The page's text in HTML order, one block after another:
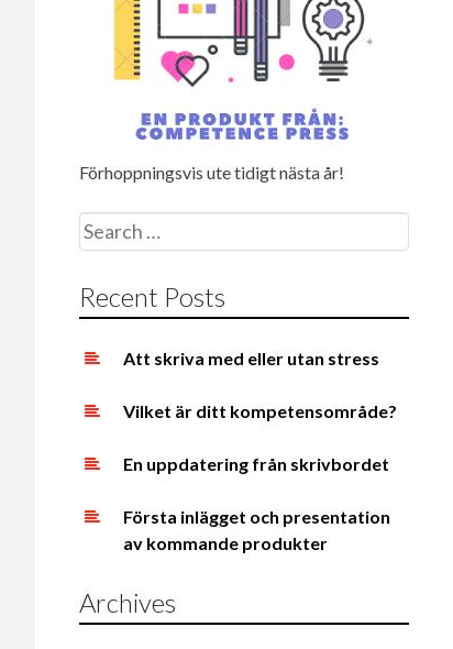
Förhoppningsvis ute tidigt nästa år!
Search
for:
Recent Posts
Att skriva med eller utan stress
Vilket är ditt kompetensområde?
En uppdatering från skrivbordet
Första inlägget och presentation
av kommande produkter
Archives